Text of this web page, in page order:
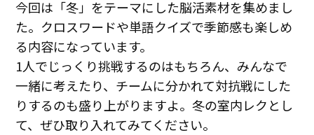
今回は「冬」をテーマにした脳活素材を集めまし
た。クロスワードや単語クイズで季節感も楽しめ
る内容になっています。
1人でじっくり挑戦するのはもちろん、みんなで
一緒に考えたり、チームに分かれて対抗戦にした
りするのも盛り上がりますよ。冬の室内レクとし
て、ぜひ取り入れてみてください。